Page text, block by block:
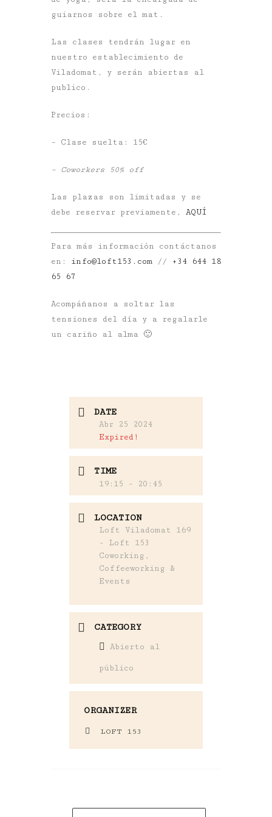
guiarnos sobre el mat.
Las clases tendrán lugar en
nuestro establecimiento de
Viladomat, y serán abiertas al
publico.
Precios:
– Clase suelta: 15€
– Coworkers 50% off
Las plazas son limitadas y se
debe reservar previamente, AQUÍ
Para más información contáctanos
en: info@loft153.com // +34 644 18
65 67
Acompáñanos a soltar las
tensiones del día y a regalarle
un cariño al alma 🙂
DATE
Abr 25 2024
Expired!
TIME
19:15 - 20:45
LOCATION
Loft Viladomat 169
- Loft 153
Coworking,
Coffeeworking &
Events
CATEGORY
Abierto al
público
ORGANIZER
LOFT 153